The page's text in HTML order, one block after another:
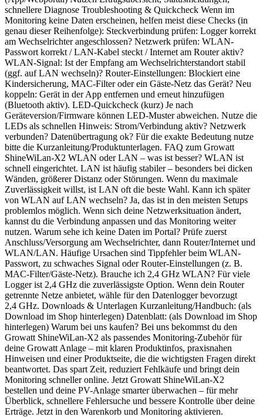
schnellere Diagnose Troubleshooting & Quickcheck Wenn im
Monitoring keine Daten erscheinen, helfen meist diese Checks (in
genau dieser Reihenfolge): Steckverbindung prüfen: Logger korrekt
am Wechselrichter angeschlossen? Netzwerk prüfen: WLAN-
Passwort korrekt / LAN-Kabel steckt / Internet am Router aktiv?
WLAN-Signal: Ist der Empfang am Wechselrichterstandort stabil
(ggf. auf LAN wechseln)? Router-Einstellungen: Blockiert eine
Kindersicherung, MAC-Filter oder ein Gäste-Netz das Gerät? Neu
koppeln: Gerät in der App entfernen und erneut hinzufügen
(Bluetooth aktiv). LED-Quickcheck (kurz) Je nach
Geräteversion/Firmware können LED-Muster abweichen. Nutze die
LEDs als schnellen Hinweis: Strom/Verbindung aktiv? Netzwerk
verbunden? Datenübertragung ok? Für die exakte Bedeutung nutze
bitte die Kurzanleitung/Produktunterlagen. FAQ zum Growatt
ShineWiLan-X2 WLAN oder LAN – was ist besser? WLAN ist
schnell eingerichtet. LAN ist häufig stabiler – besonders bei dicken
Wänden, größerer Distanz oder Störungen. Wenn du maximale
Zuverlässigkeit willst, ist LAN oft die beste Wahl. Kann ich später
von WLAN auf LAN wechseln? Ja, das ist in den meisten Setups
problemlos möglich. Wenn sich deine Netzwerksituation ändert,
kannst du die Verbindung anpassen und das Monitoring weiter
nutzen. Warum sehe ich keine Daten im Portal? Prüfe zuerst
Anschluss/Versorgung am Wechselrichter, dann Router/Internet und
WLAN/LAN. Häufige Ursachen sind Tippfehler beim WLAN-
Passwort, zu schwaches Signal oder Router-Einstellungen (z. B.
MAC-Filter/Gäste-Netz). Brauche ich 2,4 GHz WLAN? Für viele
Logger ist 2,4 GHz die zuverlässigste Option. Wenn dein Router
getrennte Netze anbietet, wähle für den Datenlogger bevorzugt
2,4 GHz. Downloads & Unterlagen Kurzanleitung/Handbuch: (als
Download im Shop hinterlegen) Datenblatt: (als Download im Shop
hinterlegen) Warum bei uns kaufen? Bei uns bekommst du den
Growatt ShineWiLan-X2 als passendes Monitoring-Zubehör für
deine Growatt Anlage – mit klaren Produktinfos, praxisnahen
Hinweisen und einer Produktseite, die die wichtigsten Fragen direkt
beantwortet. Das spart Zeit, reduziert Fehlkäufe und bringt dein
Monitoring schneller online. Jetzt Growatt ShineWiLan-X2
bestellen und deine PV-Anlage smarter überwachen – für mehr
Überblick, schnellere Fehlersuche und bessere Kontrolle über deine
Erträge. Jetzt in den Warenkorb und Monitoring aktivieren.